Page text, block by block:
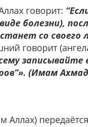
говорит:
болезни),
со
говорит
(Имам